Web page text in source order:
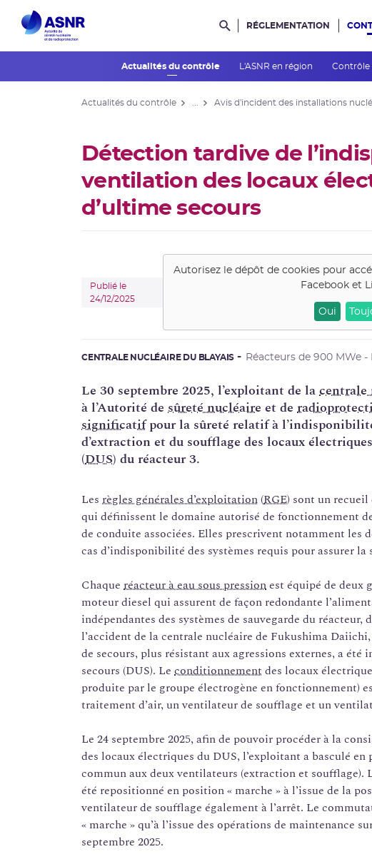
Rechercher dans le site
RÉGLEMENTATION
Actualités du contrôle L'ASNR en région Contrôle
Actualités du contrôle Avis d'incident des installations
Détection tardive de
ventilation des locaux
d’ultime secours
Publié le
24/12/2025
Autorisez le dépôt de cookies pour
Facebook et
Oui
CENTRALE NUCLÉAIRE DU BLAYAIS Réacteurs de 900 MWe -
Le 30 septembre 2025, l’exploitant de lacentrale
à l’Autorité de sûreté nucléaire et de
significatifpour la sûreté relatif à
d’extraction et du soufflage des locaux
(DUS) du réacteur 3.
Les règles générales d’exploitation (RGE) sont un recueil
qui définissent le domaine autorisé de fonctionnement
de conduite associées. Elles prescrivent notamment les
cas d’indisponibilité des systèmes requis pour assurer la
Chaque réacteur à eau sous pressionest équipé de deux
moteur diesel qui assurent de façon redondante
indépendantes des systèmes de sauvegarde du
l’accident de la centrale nucléaire de Fukushima
de secours, plus résistant aux agressions externes, a été
secours (DUS). Le conditionnement des locaux
produite par le groupe électrogène en fonctionnement)
traitement d’air, un ventilateur de soufflage et un
Le 24 septembre 2025, afin de pouvoir procéder à la
des locaux électriques du DUS, l’exploitant a basculé
commun aux deux ventilateurs (extraction et soufflage).
été repositionné en position « marche » à l’issue de la
ventilateur de soufflage également à l’arrêt. Le
« marche » qu’à l’issue des opérations de maintenance
septembre 2025.